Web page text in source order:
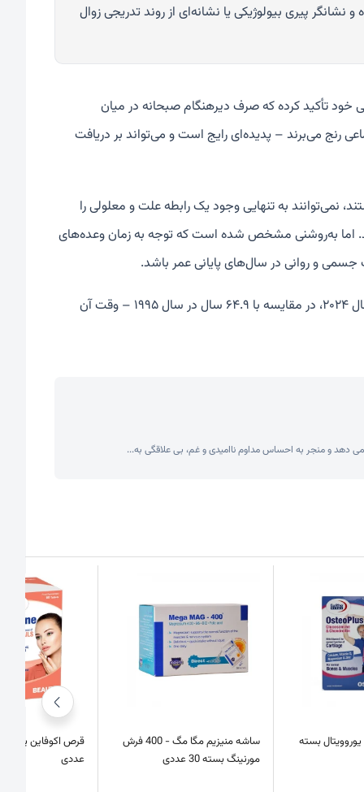
پیری بیولوژیکی یا نشانه‌ای از روند تدریجی زوال
خود تأکید کرده که صرف دیرهنگام صبحانه در میان
رنج می‌برند – پدیده‌ای رایج است و می‌تواند بر دریافت
نمی‌توانند به تنهایی وجود یک رابطه علت و معلولی را
اما به‌روشنی مشخص شده است که توجه به زمان وعده‌های
جسمی و روانی در سال‌های پایانی عمر باشد.
به بالاترین حد خود رسیده – ۷۳.۳ سال در سال ۲۰۲۴، در مقایسه با ۶۴.۹ سال در سال ۱۹۹۵ – وقت آن
دهد و منجر به احساس مداوم ناامیدی و غم، بی علاقگی به...
بسته
ساشه منیزیم مگا مگ - 400 فرش
مورنینگ بسته 30 عددی
عددی